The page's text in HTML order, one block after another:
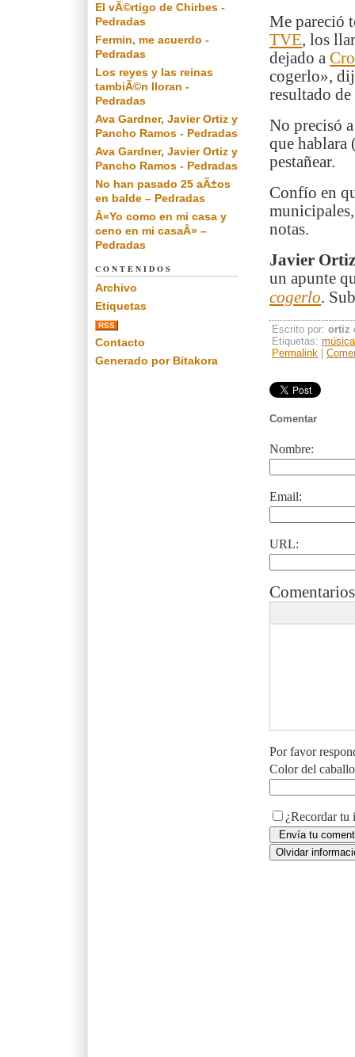
Me pareció
TVE, los
dejado a
cogerlo»,
resultado
No precisó
que hablara
pestañear.
Confío en
notas.
Javier Ortiz
un apunte
cogerlo.
Escrito por: ortiz
Etiquetas: música
Permalink
Comentar
Nombre:
Email:
URL:
Por favor
Color del
¿Recordar tu
El vÃ©rtigo de Chirbes -
Pedradas
Fermin, me acuerdo -
Pedradas
Los reyes y las reinas
tambiÃ©n lloran -
Pedradas
Ava Gardner, Javier Ortiz y
Pancho Ramos - Pedradas
Ava Gardner, Javier Ortiz y
Pancho Ramos - Pedradas
No han pasado 25 aÃ±os
en balde – Pedradas
Â«Yo como en mi casa y
ceno en mi casaÂ» –
Pedradas
CONTENIDOS
Archivo
Etiquetas
RSS
Contacto
Generado por Bitakora